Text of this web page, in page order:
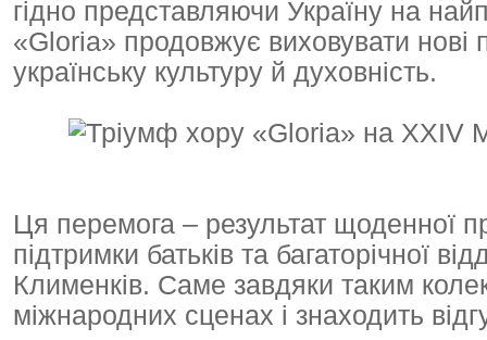
гідно представляючи Україну на
«Gloria» продовжує виховувати нові
українську культуру й духовність.
Ця перемога – результат щоденної
підтримки батьків та багаторічної
Клименків. Саме завдяки таким
міжнародних сценах і знаходить